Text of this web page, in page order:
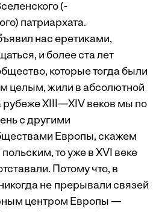
(­
­патриархата.
нас еретиками,
и более ста лет
которые тогда были
целым, жили в абсолютной
рубеже XIII—XIV веков мы по
с другими
Европы, скажем
то уже в XVI веке
Потому что, в
не прерывали связей
центром Европы —